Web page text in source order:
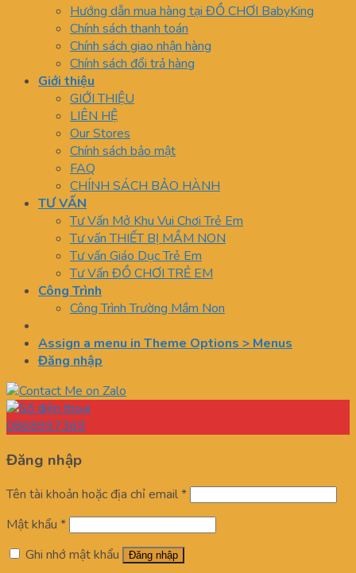
Hướng dẫn mua hàng tại ĐỒ CHƠI BabyKing
Chính sách thanh toán
Chính sách giao nhận hàng
Chính sách đổi trả hàng
Giới thiệu
GIỚI THIỆU
LIÊN HỆ
Our Stores
Chính sách bảo mật
FAQ
CHÍNH SÁCH BẢO HÀNH
TƯ VẤN
Tư Vấn Mở Khu Vui Chơi Trẻ Em
Tư vấn THIẾT BỊ MẦM NON
Tư vấn Giáo Dục Trẻ Em
Tư Vấn ĐỒ CHƠI TRẺ EM
Công Trình
Công Trình Trường Mầm Non
Assign a menu in Theme Options > Menus
Đăng nhập
0868997369
Đăng nhập
Tên tài khoản hoặc địa chỉ email*
Mật khẩu *
Ghi nhớ mật khẩu
Đăng nhập